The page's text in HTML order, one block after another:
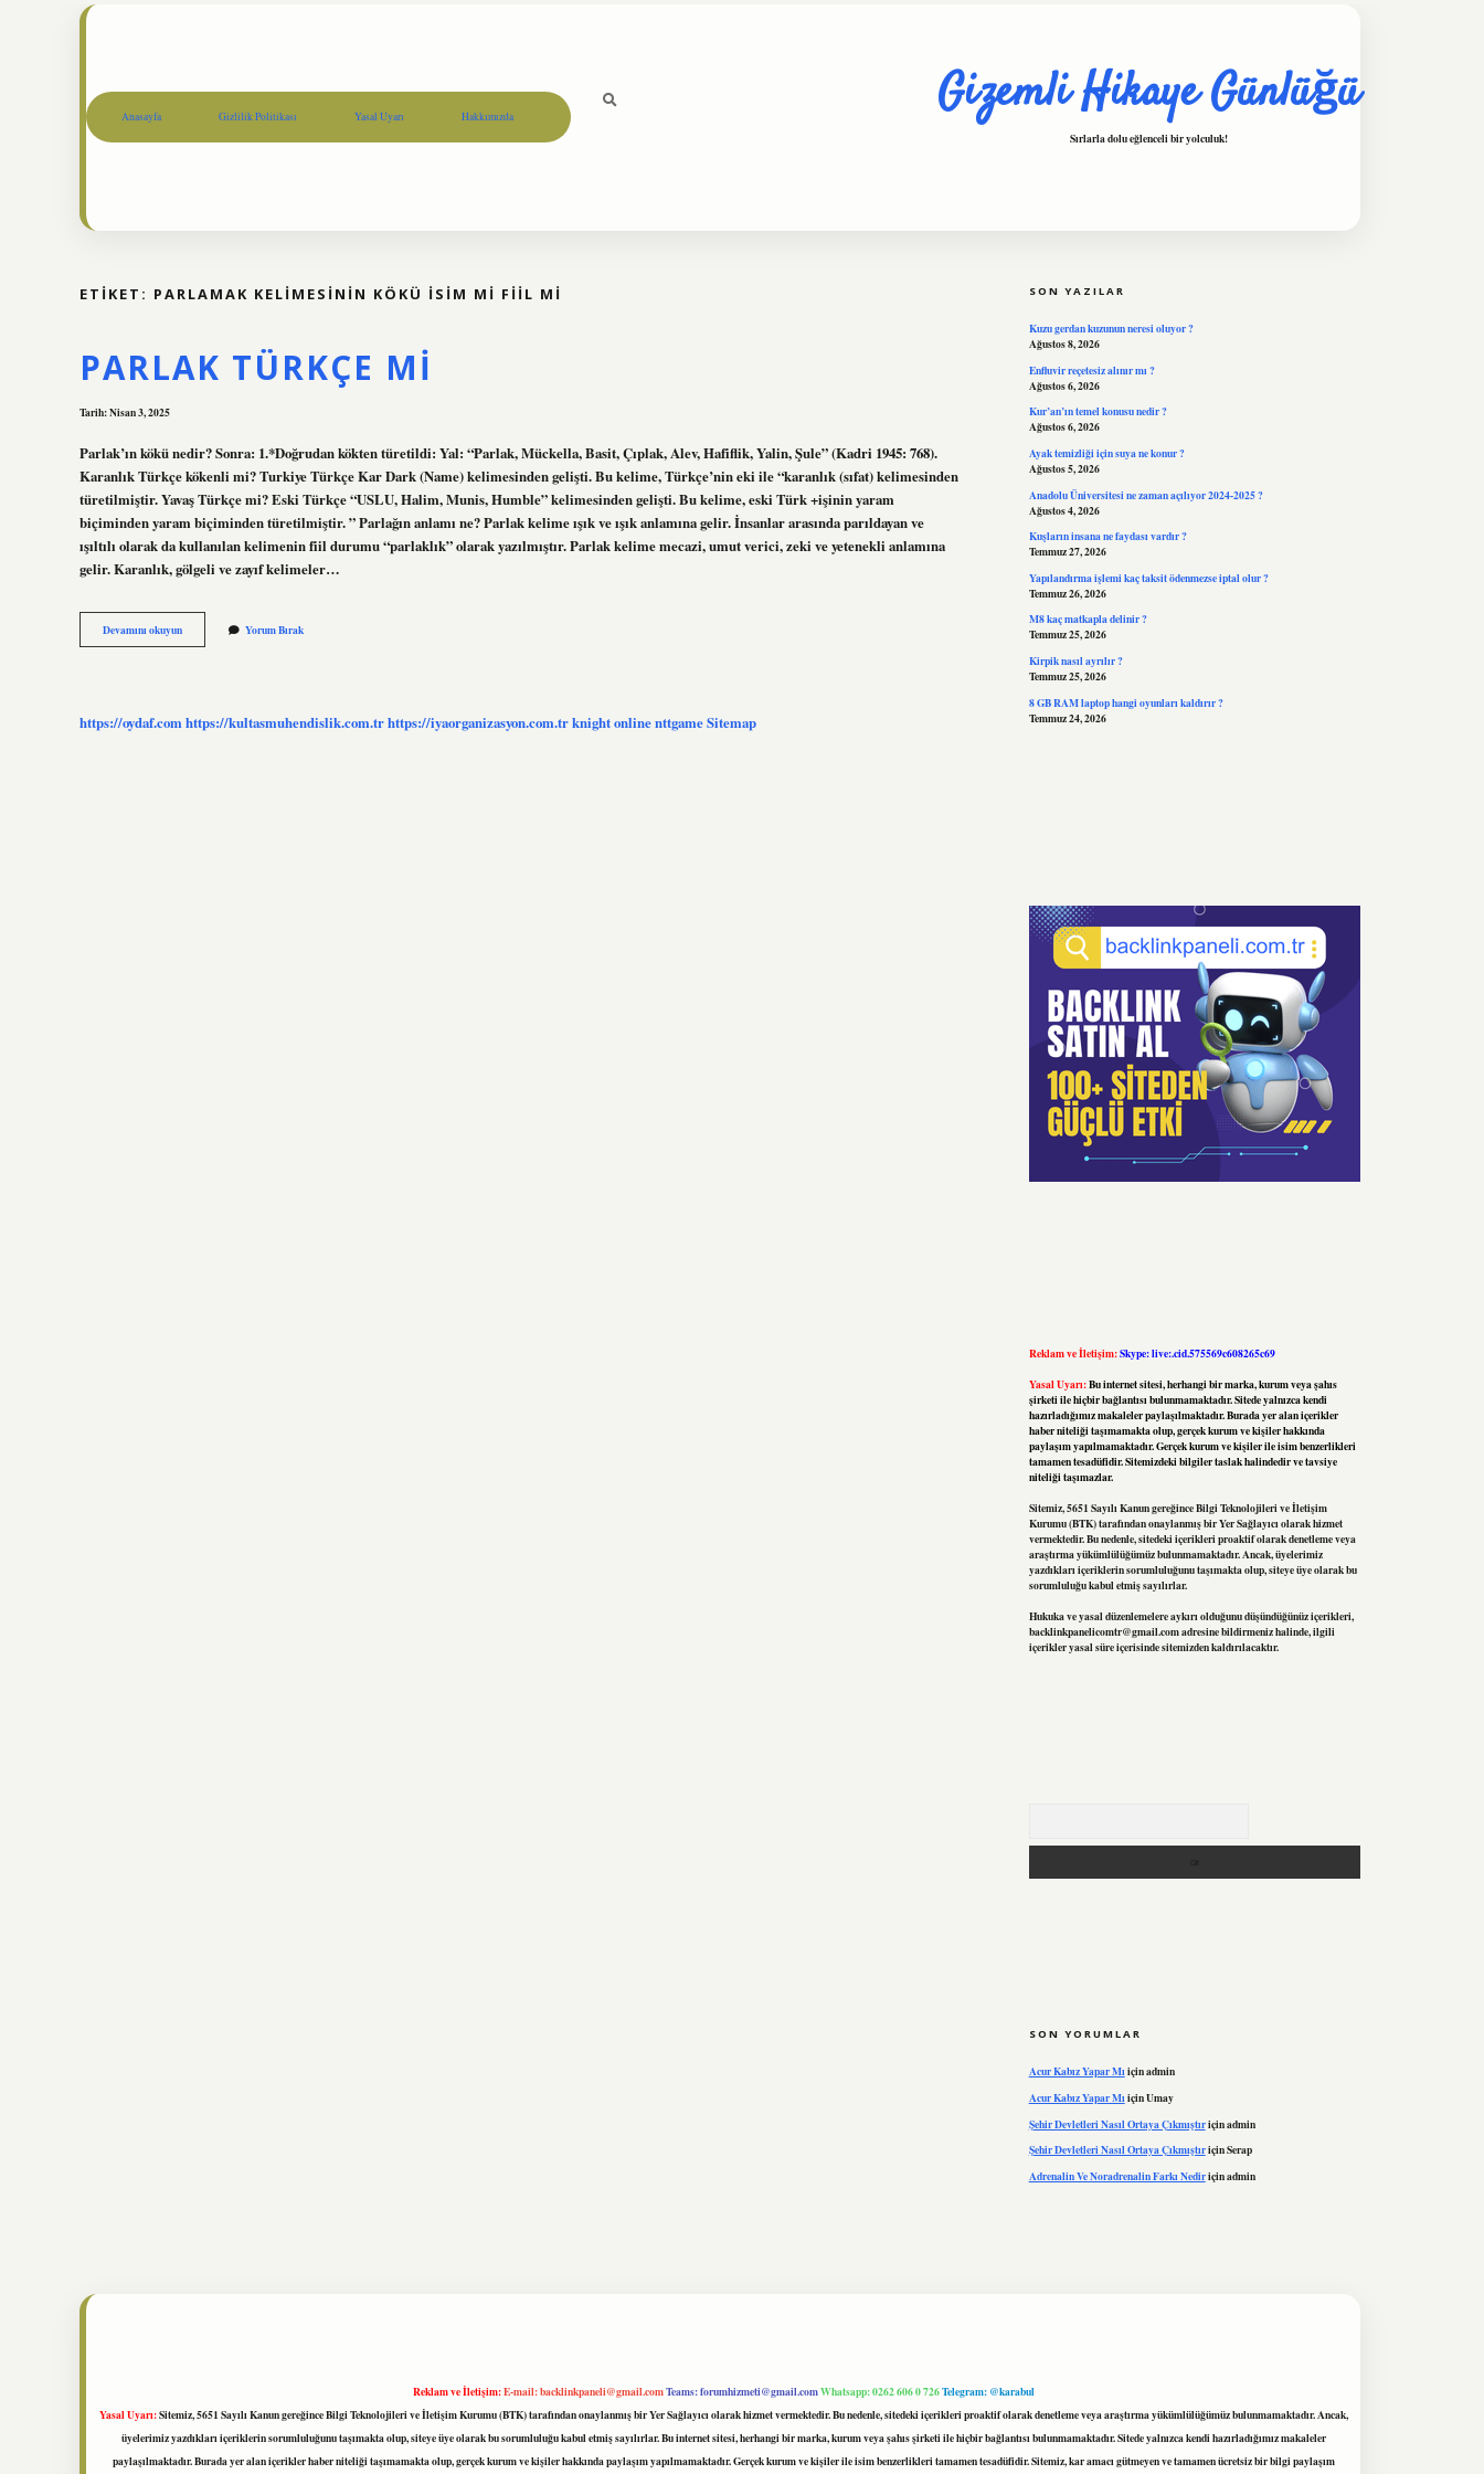
Anasayfa Gizlilik Politikası Yasal Uyarı Hakkımızda Gizemli Hikaye Günlüğü
Sırlarla dolu eğlenceli bir yolculuk!
ETIKET: PARLAMAK KELIMESININ KÖKÜ ISIM MI FIIL MI
PARLAK TÜRKÇE MI
Tarih: Nisan 3, 2025
Parlak’ın kökü nedir? Sonra: 1.*Doğrudan kökten türetildi: Yal: “Parlak, Mückella, Basit, Çıplak, Alev, Hafiflik, Yalin, Şule” (Kadri 1945: 768).
Karanlık Türkçe kökenli mi? Turkiye Türkçe Kar Dark (Name) kelimesinden gelişti. Bu kelime, Türkçe’nin eki ile “karanlık (sıfat) kelimesinden
türetilmiştir. Yavaş Türkçe mi? Eski Türkçe “USLU, Halim, Munis, Humble” kelimesinden gelişti. Bu kelime, eski Türk +işinin yaram
biçiminden yaram biçiminden türetilmiştir. ” Parlağın anlamı ne? Parlak kelime ışık ve ışık anlamına gelir. İnsanlar arasında parıldayan ve
ışıltılı olarak da kullanılan kelimenin fiil durumu “parlaklık” olarak yazılmıştır. Parlak kelime mecazi, umut verici, zeki ve yetenekli anlamına
gelir. Karanlık, gölgeli ve zayıf kelimeler…
Devamını okuyunParlak
Türkçe
Yorum Bırak
https://oydaf.comhttps://kultasmuhendislik.com.trhttps://iyaorganizasyon.com.trknight onlinenttgameSitemap
SON YAZILAR
Kuzu gerdan kuzunun neresi oluyor ?
Ağustos 8, 2026
Enfluvir reçetesiz alınır mı ?
Ağustos 6, 2026
Kur’an’ın temel konusu nedir ?
Ağustos 6, 2026
Ayak temizliği için suya ne konur ?
Ağustos 5, 2026
Anadolu Üniversitesi ne zaman açılıyor 2024-2025 ?
Ağustos 4, 2026
Kuşların insana ne faydası vardır ?
Temmuz 27, 2026
Yapılandırma işlemi kaç taksit ödenmezse iptal olur ?
Temmuz 26, 2026
M8 kaç matkapla delinir ?
Temmuz 25, 2026
Kirpik nasıl ayrılır ?
Temmuz 25, 2026
8 GB RAM laptop hangi oyunları kaldırır ?
Temmuz 24, 2026
Reklam ve İletişim:Skype: live:.cid.575569c608265c69
Yasal Uyarı:Bu internet sitesi, herhangi bir marka, kurum veya şahıs
şirketi ile hiçbir bağlantısı bulunmamaktadır. Sitede yalnızca kendi
hazırladığımız makaleler paylaşılmaktadır. Burada yer alan içerikler
haber niteliği taşımamakta olup, gerçek kurum ve kişiler hakkında
paylaşım yapılmamaktadır. Gerçek kurum ve kişiler ile isim benzerlikleri
tamamen tesadüfidir. Sitemizdeki bilgiler taslak halindedir ve tavsiye
niteliği taşımazlar.
Sitemiz, 5651 Sayılı Kanun gereğince Bilgi Teknolojileri ve İletişim
Kurumu (BTK) tarafından onaylanmış bir Yer Sağlayıcı olarak hizmet
vermektedir. Bu nedenle, sitedeki içerikleri proaktif olarak denetleme veya
araştırma yükümlülüğümüz bulunmamaktadır. Ancak, üyelerimiz
yazdıkları içeriklerin sorumluluğunu taşımakta olup, siteye üye olarak bu
sorumluluğu kabul etmiş sayılırlar.
Hukuka ve yasal düzenlemelere aykırı olduğunu düşündüğünüz içerikleri,
backlinkpanelicomtr@gmail.comadresine bildirmeniz halinde, ilgili
içerikler yasal süre içerisinde sitemizden kaldırılacaktır.
SON YORUMLAR
Acur Kabız Yapar Mıiçinadmin
Acur Kabız Yapar MıiçinUmay
Şehir Devletleri Nasıl Ortaya Çıkmıştıriçinadmin
Şehir Devletleri Nasıl Ortaya ÇıkmıştıriçinSerap
Adrenalin Ve Noradrenalin Farkı Nediriçinadmin
Reklam ve İletişim:E-mail:backlinkpaneli@gmail.comTeams:forumhizmeti@gmail.comWhatsapp: 0262 606 0 726Telegram: @karabul
Yasal Uyarı:Sitemiz, 5651 Sayılı Kanun gereğince Bilgi Teknolojileri ve İletişim Kurumu (BTK) tarafından onaylanmış bir Yer Sağlayıcı olarak hizmet vermektedir. Bu nedenle, sitedeki içerikleri proaktif olarak denetleme veya araştırma yükümlülüğümüz bulunmamaktadır. Ancak,
üyelerimiz yazdıkları içeriklerin sorumluluğunu taşımakta olup, siteye üye olarak bu sorumluluğu kabul etmiş sayılırlar. Bu internet sitesi, herhangi bir marka, kurum veya şahıs şirketi ile hiçbir bağlantısı bulunmamaktadır. Sitede yalnızca kendi hazırladığımız makaleler
paylaşılmaktadır. Burada yer alan içerikler haber niteliği taşımamakta olup, gerçek kurum ve kişiler hakkında paylaşım yapılmamaktadır. Gerçek kurum ve kişiler ile isim benzerlikleri tamamen tesadüfidir. Sitemiz, kar amacı gütmeyen ve tamamen ücretsiz bir bilgi paylaşım